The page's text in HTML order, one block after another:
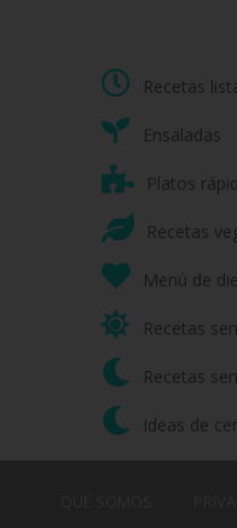
Recetas
Ensaladas
Platos
Recetas
Menú de
Recetas
Recetas
Ideas de